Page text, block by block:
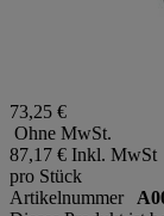
73,25 €
Ohne MwSt.
87,17 € Inkl. MwSt
pro Stück
Artikelnummer